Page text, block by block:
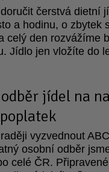
čerstvá dietní
a hodinu, o zbytek
celý den rozvážíme
Jídlo jen vložíte do
jídel na
vyzvednout
osobní odběr
celé ČR.